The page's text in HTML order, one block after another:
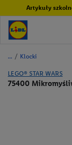
Artykuły
/ Klocki
LEGO® STAR WARS
75400